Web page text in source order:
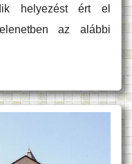
helyezést ért el
az alábbi